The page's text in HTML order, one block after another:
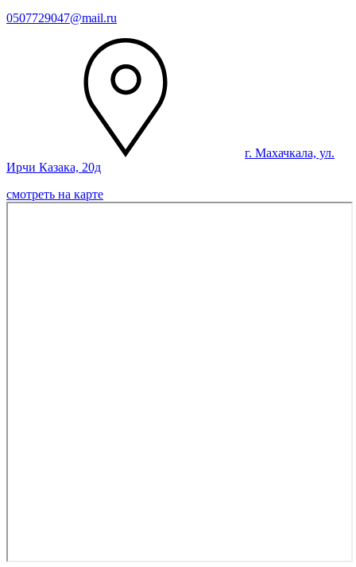
0507729047@mail.ru
г. Махачкала, ул.
Ирчи Казака, 20д
смотреть на карте